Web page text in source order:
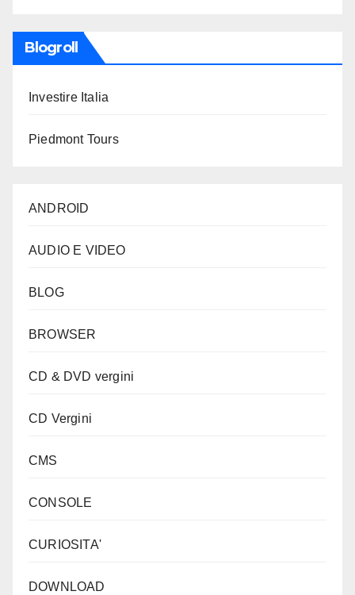
Blogroll
Investire Italia
Piedmont Tours
ANDROID
AUDIO E VIDEO
BLOG
BROWSER
CD & DVD vergini
CD Vergini
CMS
CONSOLE
CURIOSITA'
DOWNLOAD